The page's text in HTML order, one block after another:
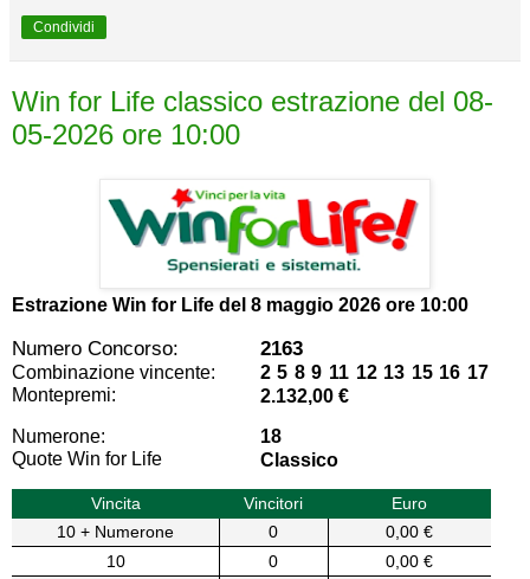
Condividi
Win for Life classico estrazione del 08-
05-2026 ore 10:00
Estrazione Win for Life del 8 maggio 2026 ore 10:00
Numero Concorso: 2163
Combinazione vincente:
2 5 8 9 11 12 13 15 16 17
Montepremi:
2.132,00 €
Numerone:
18
Quote Win for Life
Classico
Vincita Vincitori
Euro
10 + Numerone
0
0,00 €
10
0
0,00 €